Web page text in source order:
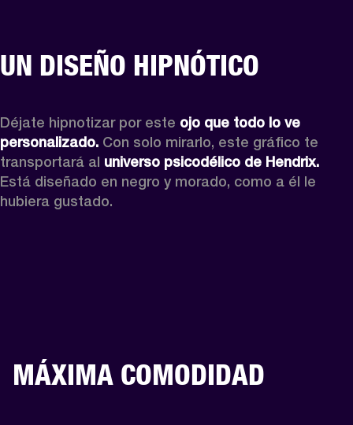
UN DISEÑO HIPNÓTICO
Déjate hipnotizar por este ojo que todo lo ve
personalizado. Con solo mirarlo, este gráfico te
transportará al universo psicodélico de Hendrix.
Está diseñado en negro y morado, como a él le
hubiera gustado.
MÁXIMA COMODIDAD